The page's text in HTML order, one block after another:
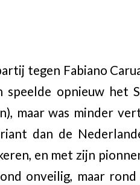
tegen Fabiano
opnieuw het
maar was minder
dan de
en met zijn
onveilig, maar